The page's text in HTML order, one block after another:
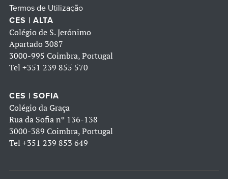
Termos de Utilização
CES | ALTA
Colégio de S. Jerónimo
Apartado 3087
3000-995 Coimbra, Portugal
Tel +351 239 855 570
CES | SOFIA
Colégio da Graça
Rua da Sofia nº 136-138
3000-389 Coimbra, Portugal
Tel +351 239 853 649